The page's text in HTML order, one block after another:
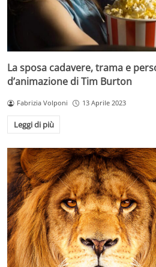
La sposa cadavere, trama e
d’animazione di Tim Burton
Fabrizia Volponi 13 Aprile 2023
Leggi di più